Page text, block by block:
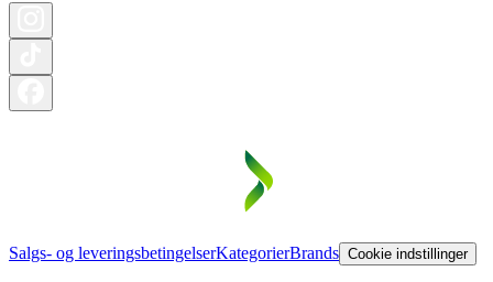
Salgs- og leveringsbetingelserKategorierBrands Cookie indstillinger